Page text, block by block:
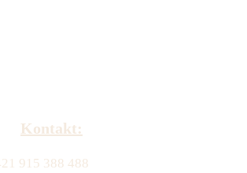
Kontakt:
915 388 488